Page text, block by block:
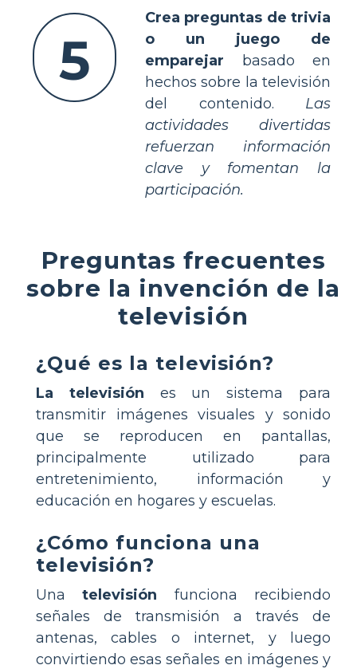
5
Crea preguntas de trivia
o un juego de
emparejar basado en
hechos sobre la televisión
del contenido. Las
actividades divertidas
refuerzan información
clave y fomentan la
participación.
Preguntas frecuentes
sobre la invención de la
televisión
¿Qué es la televisión?
La televisión es un sistema para
transmitir imágenes visuales y sonido
que se reproducen en pantallas,
principalmente utilizado para
entretenimiento, información y
educación en hogares y escuelas.
¿Cómo funciona una
televisión?
Unatelevisión funciona recibiendo
señales de transmisión a través de
antenas, cables o internet, y luego
convirtiendo esas señales en imágenes y